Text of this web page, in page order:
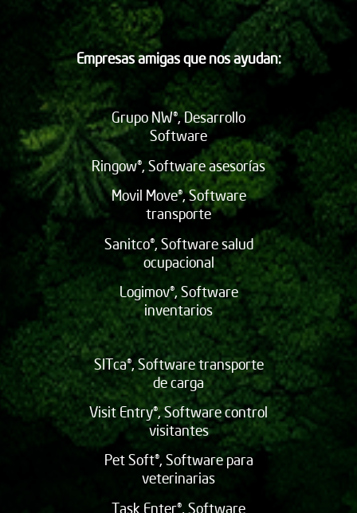
Empresas amigas que nos ayudan:
Grupo NW®, Desarrollo
Software
Ringow®, Software asesorías
Movil Move®, Software
transporte
Sanitco®, Software salud
ocupacional
Logimov®, Software
inventarios
SITca®, Software transporte
de carga
Visit Entry®, Software control
visitantes
Pet Soft®, Software para
veterinarias
Task Enter®, Software